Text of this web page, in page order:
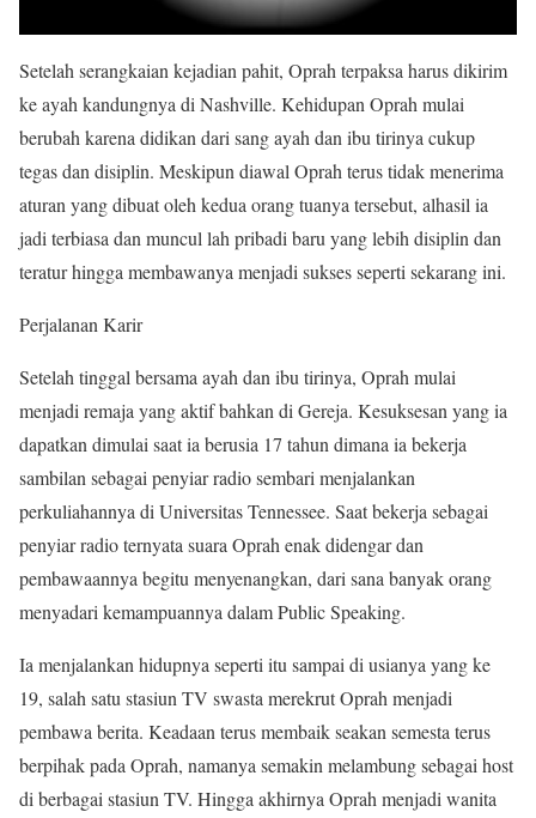
Setelah serangkaian kejadian pahit, Oprah terpaksa harus dikirim
ke ayah kandungnya di Nashville. Kehidupan Oprah mulai
berubah karena didikan dari sang ayah dan ibu tirinya cukup
tegas dan disiplin. Meskipun diawal Oprah terus tidak menerima
aturan yang dibuat oleh kedua orang tuanya tersebut, alhasil ia
jadi terbiasa dan muncul lah pribadi baru yang lebih disiplin dan
teratur hingga membawanya menjadi sukses seperti sekarang ini.
Perjalanan Karir
Setelah tinggal bersama ayah dan ibu tirinya, Oprah mulai
menjadi remaja yang aktif bahkan di Gereja. Kesuksesan yang ia
dapatkan dimulai saat ia berusia 17 tahun dimana ia bekerja
sambilan sebagai penyiar radio sembari menjalankan
perkuliahannya di Universitas Tennessee. Saat bekerja sebagai
penyiar radio ternyata suara Oprah enak didengar dan
pembawaannya begitu menyenangkan, dari sana banyak orang
menyadari kemampuannya dalam Public Speaking.
Ia menjalankan hidupnya seperti itu sampai di usianya yang ke
19, salah satu stasiun TV swasta merekrut Oprah menjadi
pembawa berita. Keadaan terus membaik seakan semesta terus
berpihak pada Oprah, namanya semakin melambung sebagai host
di berbagai stasiun TV. Hingga akhirnya Oprah menjadi wanita